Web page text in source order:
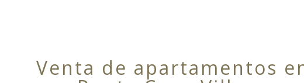
Venta de apartamentos